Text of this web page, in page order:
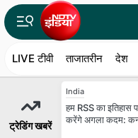
LIVE टीवी ताजातरीन देश
ट्रेडिंग खबरें
India
हम RSS का इतिहास
करेंगे अगला कदम: